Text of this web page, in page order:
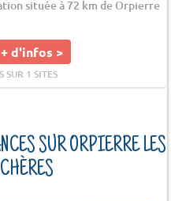
située à 72 km de Orpierre
+ d'infos >
SUR 1 SITES
SUR ORPIERRE LES